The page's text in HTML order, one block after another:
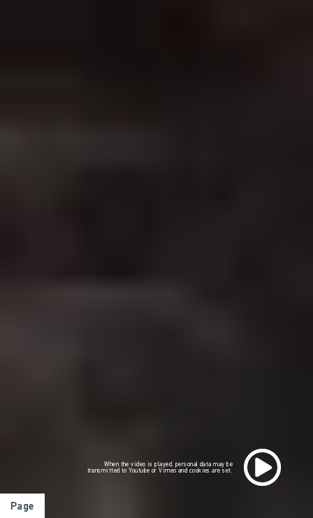
When the video is played, personal data may be
transmitted to Youtube or Vimeo and cookies are set.
Page